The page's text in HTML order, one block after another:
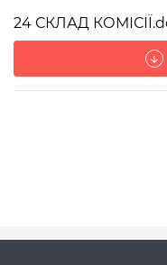
24 СКЛАД
arrow_downward